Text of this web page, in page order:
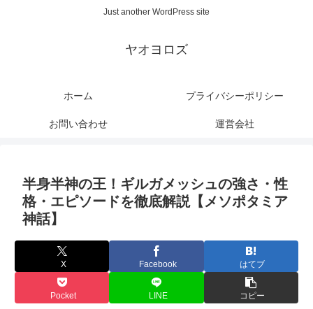
Just another WordPress site
ヤオヨロズ
ホーム プライバシーポリシー
お問い合わせ 運営会社
半身半神の王！ギルガメッシュの強さ・性
格・エピソードを徹底解説【メソポタミア
神話】
X Facebook はてブ
Pocket LINE コピー